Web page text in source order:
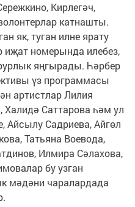
Кирлегәч,
катнашты.
як, туган илне ярату
иҗат номерында илебез,
яңгырады. Һәрбер
үз программасы
артистлар Лилия
Саттарова һәм ул
Айсылу Садриева, Айгөл
Татьяна Воевода,
Илмира Сәлахова,
бу узган
мәдәни чаралардада